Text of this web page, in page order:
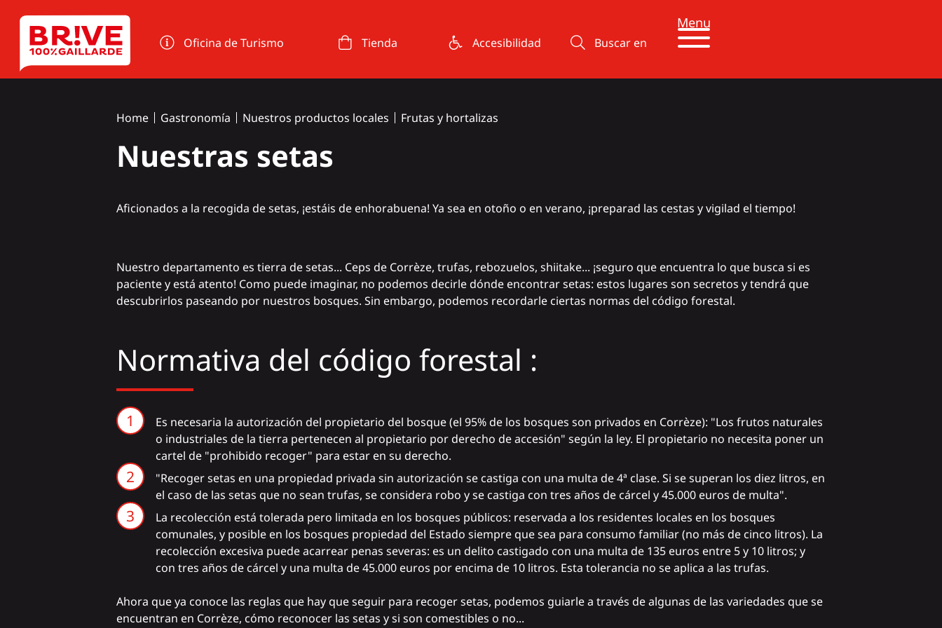
Oficina de Turismo Tienda Accesibilidad Buscar en
Menu
Home Gastronomía Nuestros productos locales Frutas y hortalizas
Nuestras setas
Aficionados a la recogida de setas, ¡estáis de enhorabuena! Ya sea en otoño o en verano, ¡preparad las cestas y vigilad el tiempo!
Nuestro departamento es tierra de setas... Ceps de Corrèze, trufas, rebozuelos, shiitake... ¡seguro que encuentra lo que busca si es
paciente y está atento! Como puede imaginar, no podemos decirle dónde encontrar setas: estos lugares son secretos y tendrá que
descubrirlos paseando por nuestros bosques. Sin embargo, podemos recordarle ciertas normas del código forestal.
Normativa del código forestal :
Es necesaria la autorización del propietario del bosque (el 95% de los bosques son privados en Corrèze): "Los frutos naturales
o industriales de la tierra pertenecen al propietario por derecho de accesión" según la ley. El propietario no necesita poner un
cartel de "prohibido recoger" para estar en su derecho.
"Recoger setas en una propiedad privada sin autorización se castiga con una multa de 4ª clase. Si se superan los diez litros, en
el caso de las setas que no sean trufas, se considera robo y se castiga con tres años de cárcel y 45.000 euros de multa".
La recolección está tolerada pero limitada en los bosques públicos: reservada a los residentes locales en los bosques
comunales, y posible en los bosques propiedad del Estado siempre que sea para consumo familiar (no más de cinco litros). La
recolección excesiva puede acarrear penas severas: es un delito castigado con una multa de 135 euros entre 5 y 10 litros; y
con tres años de cárcel y una multa de 45.000 euros por encima de 10 litros. Esta tolerancia no se aplica a las trufas.
Ahora que ya conoce las reglas que hay que seguir para recoger setas, podemos guiarle a través de algunas de las variedades que se
encuentran en Corrèze, cómo reconocer las setas y si son comestibles o no...